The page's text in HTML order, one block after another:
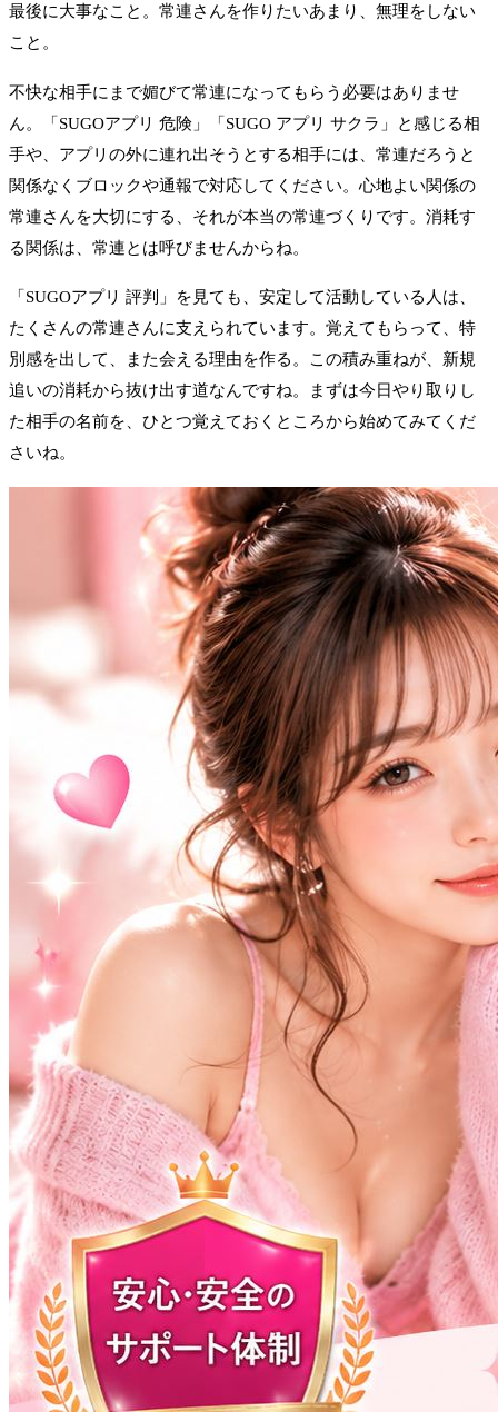
最後に大事なこと。常連さんを作りたいあまり、無理をしない
こと。
不快な相手にまで媚びて常連になってもらう必要はありませ
ん。「SUGOアプリ 危険」「SUGO アプリ サクラ」と感じる相
手や、アプリの外に連れ出そうとする相手には、常連だろうと
関係なくブロックや通報で対応してください。心地よい関係の
常連さんを大切にする、それが本当の常連づくりです。消耗す
る関係は、常連とは呼びませんからね。
「SUGOアプリ 評判」を見ても、安定して活動している人は、
たくさんの常連さんに支えられています。覚えてもらって、特
別感を出して、また会える理由を作る。この積み重ねが、新規
追いの消耗から抜け出す道なんですね。まずは今日やり取りし
た相手の名前を、ひとつ覚えておくところから始めてみてくだ
さいね。